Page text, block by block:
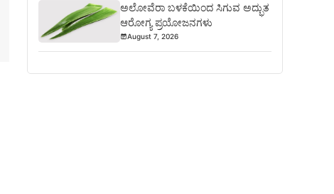
ಅಲೋವೆರಾ ಬಳಕೆಯಿಂದ ಸಿಗುವ ಅದ್ಭುತ
ಆರೋಗ್ಯ ಪ್ರಯೋಜನಗಳು
August 7, 2026